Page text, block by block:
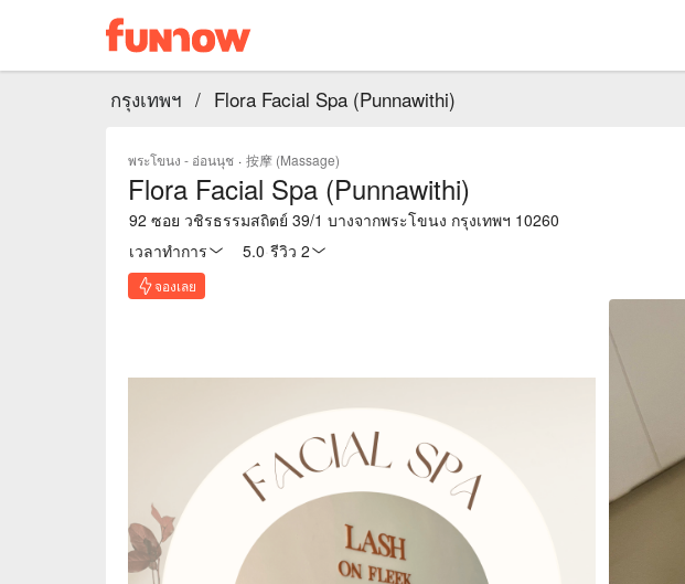
กรุงเทพฯ / Flora Facial Spa (Punnawithi)
พระโขนง - อ่อนนุช · 按摩 (Massage)
Flora Facial Spa (Punnawithi)
92 ซอย วชิรธรรมสถิตย์ 39/1 บางจากพระโขนง กรุงเทพฯ 10260
เวลาทำการ
5.0 รีวิว 2
จองเลย